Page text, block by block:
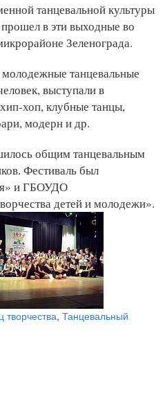
танцевальной культуры
в эти выходные во
Зеленограда.
танцевальные
выступали в
хоп, клубные танцы,
модерн и др.
общим танцевальным
Фестиваль был
и ГБОУДО
детей и молодежи».
творчества, Танцевальный